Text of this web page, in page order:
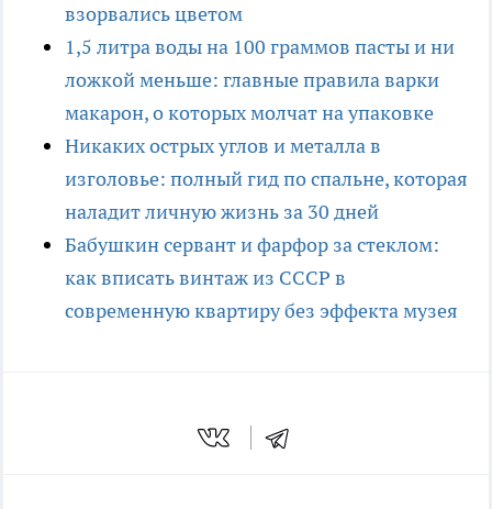
взорвались цветом
1,5 литра воды на 100 граммов пасты и ни
ложкой меньше: главные правила варки
макарон, о которых молчат на упаковке
Никаких острых углов и металла в
изголовье: полный гид по спальне, которая
наладит личную жизнь за 30 дней
Бабушкин сервант и фарфор за стеклом:
как вписать винтаж из СССР в
современную квартиру без эффекта музея